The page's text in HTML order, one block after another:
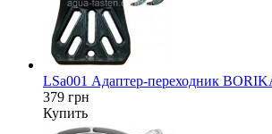
LSa001 Адаптер-переходник
379 грн
Купить